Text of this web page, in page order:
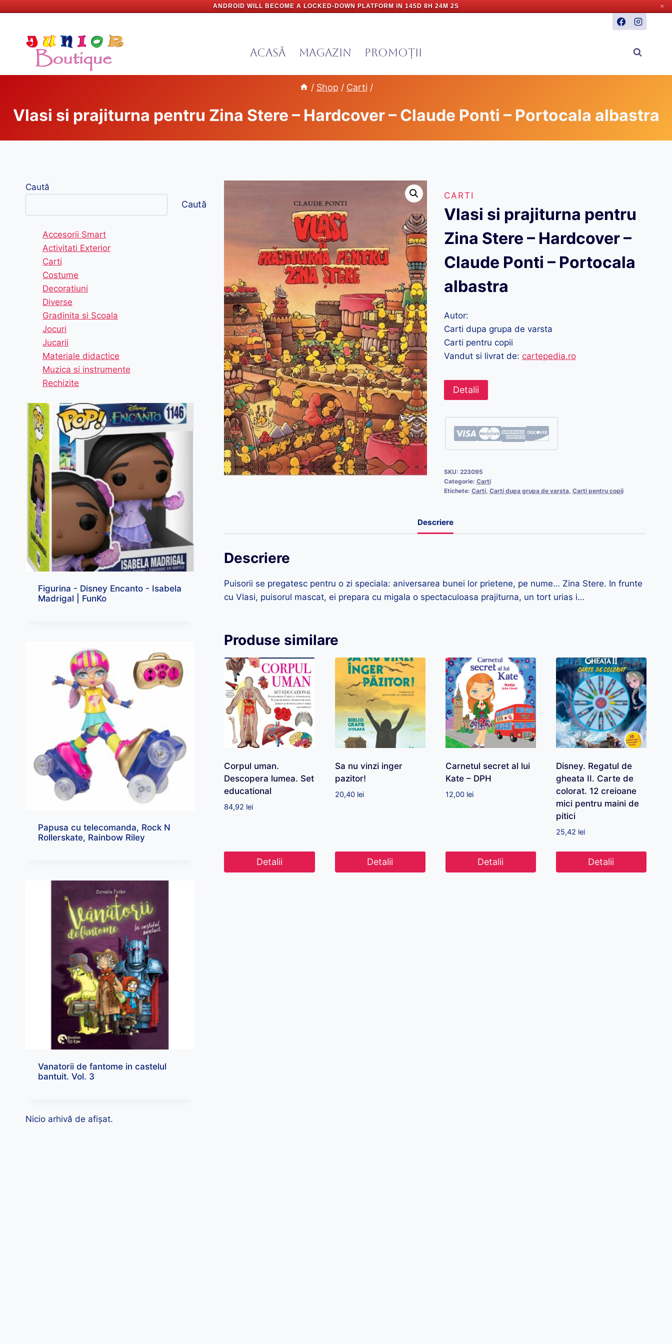
ANDROID WILL BECOME A LOCKED-DOWN PLATFORM IN 145D 8H 24M 1S ✕
content
Acasă Magazin PROMOȚII
/ Shop / Carti /
Vlasi si prajiturna pentru Zina Stere – Hardcover – Claude Ponti – Portocala albastra
CARTI
Vlasi si prajiturna pentru
Zina Stere – Hardcover –
Claude Ponti – Portocala
albastra
Autor:
Carti dupa grupa de varsta
Carti pentru copii
Vandut si livrat de: cartepedia.ro
Detalii
SKU: 223095
Categorie: Carti
Etichete: Carti, Carti dupa grupa de varsta, Carti pentru copii
Descriere
Descriere
Puisorii se pregatesc pentru o zi speciala: aniversarea bunei lor prietene, pe nume… Zina Stere. In frunte
cu Vlasi, puisorul mascat, ei prepara cu migala o spectaculoasa prajiturna, un tort urias i…
Produse similare
Corpul uman.
Descopera lumea. Set
educational
84,92 lei
Detalii
Sa nu vinzi inger
pazitor!
20,40 lei
Detalii
Carnetul secret al lui
Kate – DPH
12,00 lei
Detalii
Disney. Regatul de
gheata II. Carte de
colorat. 12 creioane
mici pentru maini de
pitici
25,42 lei
Detalii
Caută
Caută
Accesorii Smart
Activitati Exterior
Carti
Costume
Decoratiuni
Diverse
Gradinita si Scoala
Jocuri
Jucarii
Materiale didactice
Muzica si instrumente
Rechizite
Figurina - Disney Encanto - Isabela
Madrigal | FunKo
Papusa cu telecomanda, Rock N
Rollerskate, Rainbow Riley
Vanatorii de fantome in castelul
bantuit. Vol. 3
Nicio arhivă de afișat.